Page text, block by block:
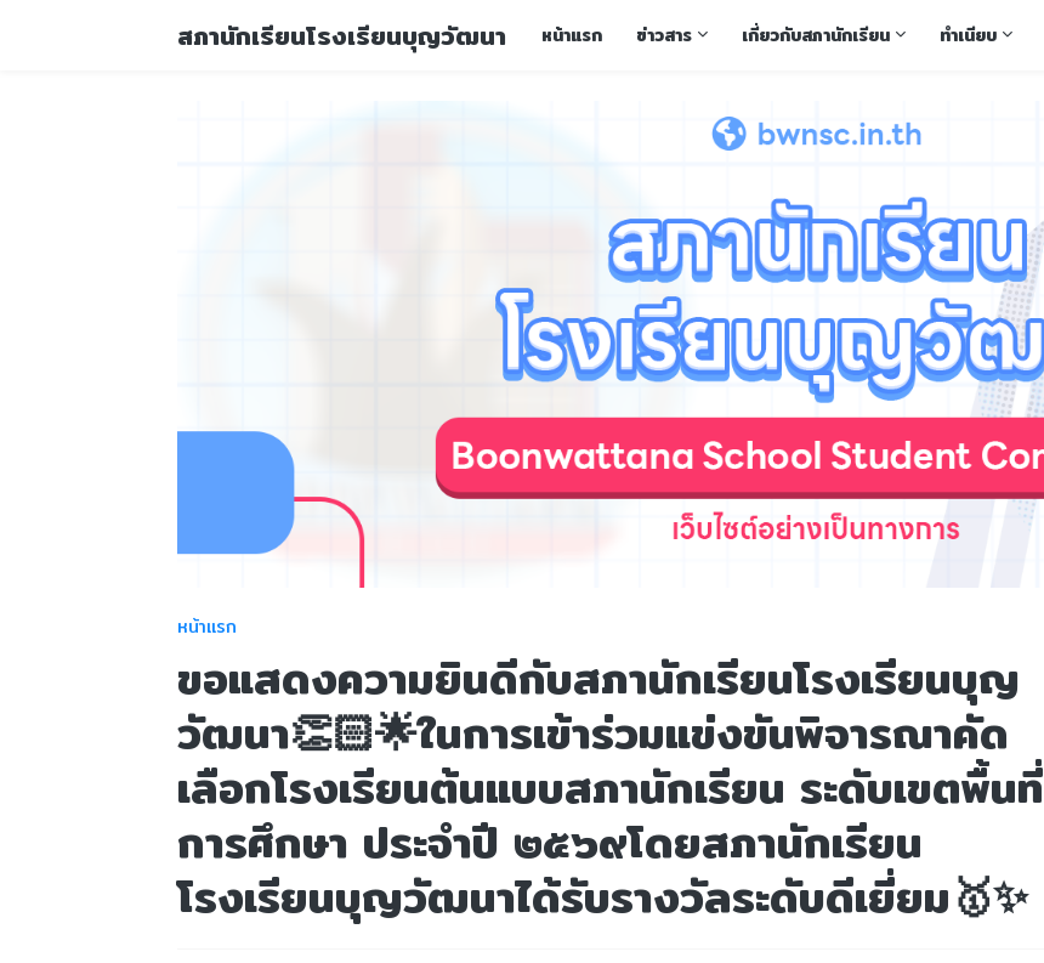
สภานักเรียนโรงเรียนบุญวัฒนา หน้าแรก ข่าวสาร เกี่ยวกับสภานักเรียน ทำเนียบ
หน้าแรก
ขอแสดงความยินดีกับสภานักเรียนโรงเรียนบุญ
วัฒนา👏🏻🌟ในการเข้าร่วมแข่งขันพิจารณาคัด
เลือกโรงเรียนต้นแบบสภานักเรียน ระดับเขตพื้นที่
การศึกษา ประจำปี ๒๕๖๙โดยสภานักเรียน
โรงเรียนบุญวัฒนาได้รับรางวัลระดับดีเยี่ยม🥇✨